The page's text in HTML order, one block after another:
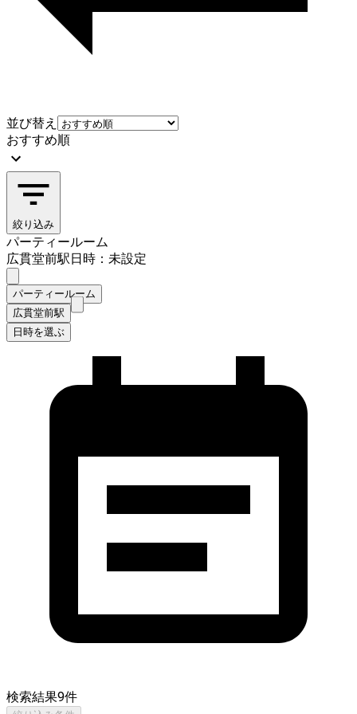
並び替え
おすすめ順
絞り込み
パーティールーム
広貫堂前駅日時：未設定
パーティールーム
広貫堂前駅
日時を選ぶ
検索結果9件